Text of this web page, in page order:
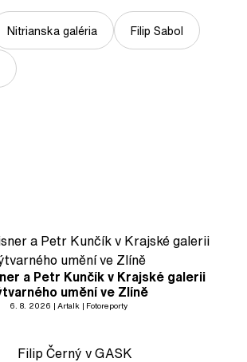
Nitrianska galéria Filip Sabol
a Petr Kunčík v Krajské galerii
umění ve Zlíně
6. 8. 2026 Artalk Fotoreporty